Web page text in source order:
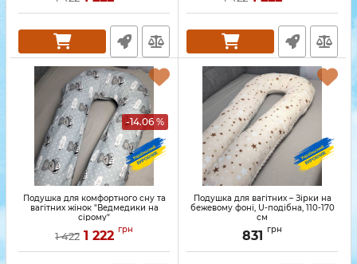
-14.06 %
Подушка для комфортного сну та
вагітних жінок "Ведмедики на
сірому"
1 422 1 222 грн
Подушка для вагітних – Зірки на
бежевому фоні, U-подібна, 110-170
см
831 грн